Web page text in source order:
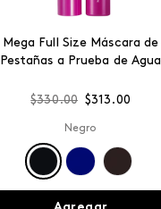
Mega Full Size Máscara de
Pestañas a Prueba de Agua
$330.00 $313 .00
Negro